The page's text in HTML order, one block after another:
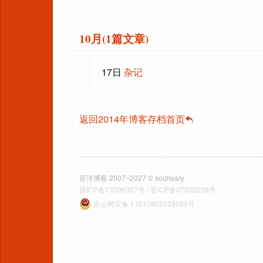
10月(1篇文章)
17日 杂记
返回2014年博客存档首页
苏洋博客 2007~2027 © soulteary
晋ICP备13006057号 / 晋ICP备07500258号
京公网安备 11010802039589号